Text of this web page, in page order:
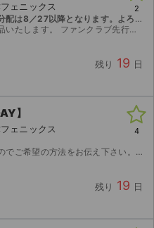
ェニックス
以降となります。よろしくお願い致します
子チケット（チケットぴあ／イープラス）にて分配いたします。 分配可能になり次第、取...
残り 19 日
2
】
ェニックス
お伝え下さい。よろしくお願いいたします。
残り 19 日
4